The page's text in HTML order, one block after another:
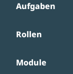
Aufgaben
Rollen
Module